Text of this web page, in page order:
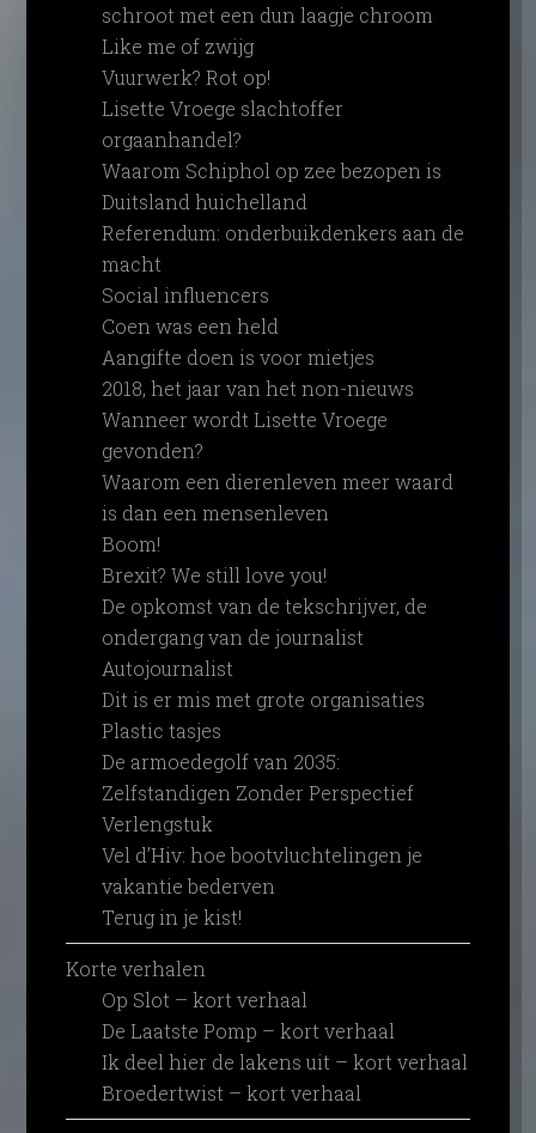
schroot met een dun laagje chroom
Like me of zwijg
Vuurwerk? Rot op!
Lisette Vroege slachtoffer
orgaanhandel?
Waarom Schiphol op zee bezopen is
Duitsland huichelland
Referendum: onderbuikdenkers aan de
macht
Social influencers
Coen was een held
Aangifte doen is voor mietjes
2018, het jaar van het non-nieuws
Wanneer wordt Lisette Vroege
gevonden?
Waarom een dierenleven meer waard
is dan een mensenleven
Boom!
Brexit? We still love you!
De opkomst van de tekschrijver, de
ondergang van de journalist
Autojournalist
Dit is er mis met grote organisaties
Plastic tasjes
De armoedegolf van 2035:
Zelfstandigen Zonder Perspectief
Verlengstuk
Vel d’Hiv: hoe bootvluchtelingen je
vakantie bederven
Terug in je kist!
Korte verhalen
Op Slot – kort verhaal
De Laatste Pomp – kort verhaal
Ik deel hier de lakens uit – kort verhaal
Broedertwist – kort verhaal